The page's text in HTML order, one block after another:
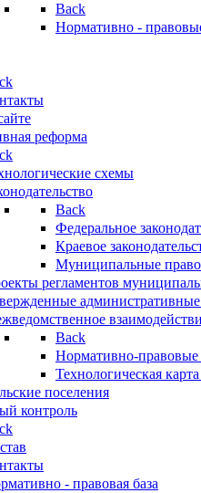
Back
Нормативно -
реформа
схемы
Back
Федеральное
Краевое
Муниципальные
регламентов
Back
Нормативно-правовые
Технологическая
поселения
контроль
- правовая база